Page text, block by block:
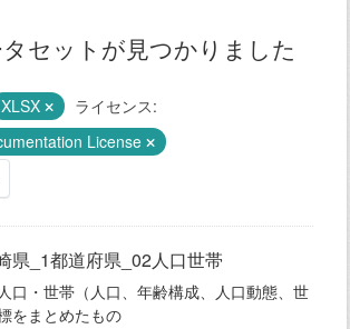
セットが見つかりました
XLSX
ライセンス:
License
県_1都道府県_02人口世帯
口・世帯（人口、年齢構成、人口動態、世
をまとめたもの